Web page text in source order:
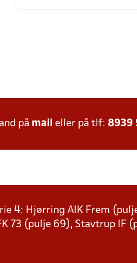
på mail eller på tlf: 8939
4: Hjørring AIK Frem
73 (pulje 69), Stavtrup IF